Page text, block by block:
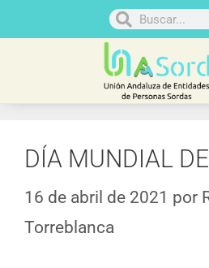
DÍA MUNDIAL
16 de abril de 2021 por
Torreblanca